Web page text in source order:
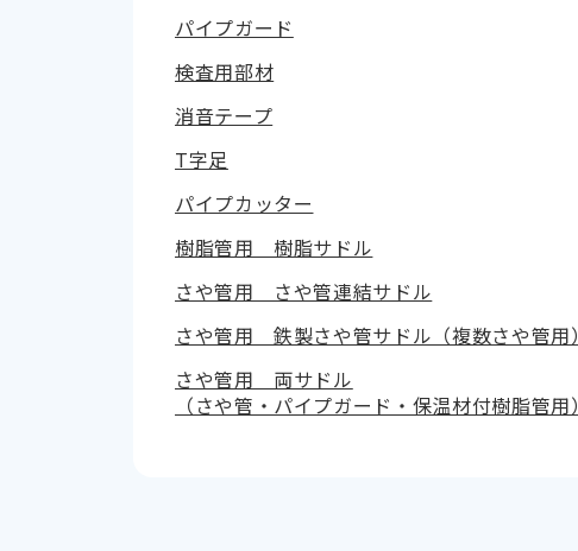
パイプガード
検査用部材
消音テープ
T字足
パイプカッター
樹脂管用 樹脂サドル
さや管用 さや管連結サドル
さや管用 鉄製さや管サドル（複数さや管用）
さや管用 両サドル
（さや管・パイプガード・保温材付樹脂管用）